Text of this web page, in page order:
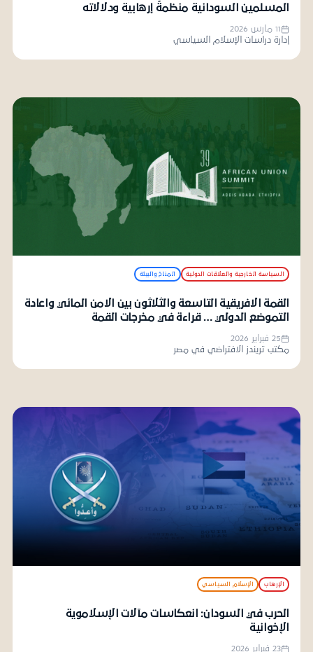
المسلمين السودانية منظمةً إرهابية ودلالاته
11 مارس 2026
إدارة دراسات الإسلام السياسي
السياسة الخارجية والعلاقات الدولية المناخ والبيئة
القمة الافريقية التاسعة والثلاثون بين الامن المائي واعادة
التموضع الدولي … قراءة في مخرجات القمة
25 فبراير 2026
مكتب تريندز الافتراضي في مصر
الإرهاب الإسلام السياسي
الحرب في السودان: انعكاسات مآلات الإسلاموية
الإخوانية
23 فبراير 2026